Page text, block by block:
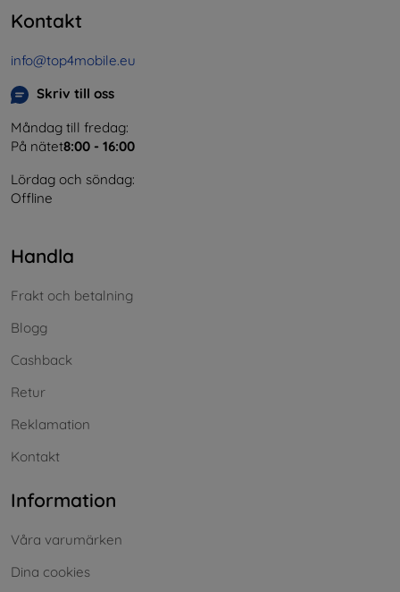
Kontakt
info@top4mobile.eu
Skriv till oss
Måndag till fredag:
På nätet8:00 - 16:00
Lördag och söndag:
Offline
Handla
Frakt och betalning
Blogg
Cashback
Retur
Reklamation
Kontakt
Information
Våra varumärken
Dina cookies